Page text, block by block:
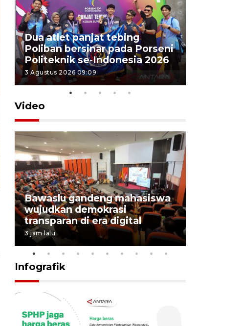
Dua atlet panjat tebing
Poliban bersinar pada Porseni
Politeknik se-Indonesia 2026
3 Agustus 2026 09:09
Video
Bawaslu gandeng mahasiswa
wujudkan demokrasi
transparan di era digital
3 jam lalu
Infografik